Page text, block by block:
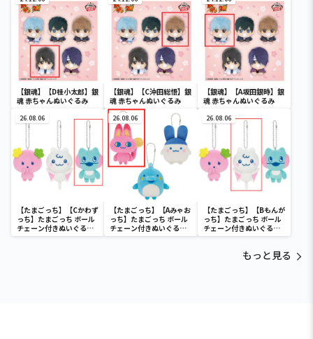
【銀魂】【D桂小太郎】銀
魂 赤ちゃんぬいぐるみ
【銀魂】【C沖田総悟】銀
魂 赤ちゃんぬいぐるみ
【銀魂】【A坂田銀時】銀
魂 赤ちゃんぬいぐるみ
26.08.06
【たまごっち】【Cかわず
っち】たまごっち ボール
チェーン付きぬいぐるみ
～Tamagotchi
26.08.06
【たまごっち】【Aみゃお
っち】たまごっち ボール
チェーン付きぬいぐるみ
～Tamagotchi
26.08.06
【たまごっち】【Bもんが
っち】たまごっち ボール
チェーン付きぬいぐるみ
～Tamagotchi
もっと見る